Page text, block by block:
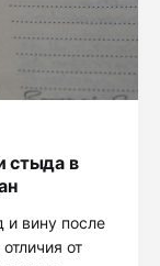
стыда в
и вину после
от